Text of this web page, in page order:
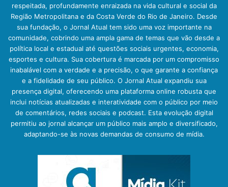
respeitada, profundamente enraizada na vida cultural e social da
Região Metropolitana e da Costa Verde do Rio de Janeiro. Desde
sua fundação, o Jornal Atual tem sido uma voz importante na
comunidade, cobrindo uma ampla gama de temas que vão desde a
política local e estadual até questões sociais urgentes, economia,
esportes e cultura. Sua cobertura é marcada por um compromisso
inabalável com a verdade e a precisão, o que garante a confiança
e a fidelidade de seu público. O Jornal Atual expandiu sua
presença digital, oferecendo uma plataforma online robusta que
inclui notícias atualizadas e interatividade com o público por meio
de comentários, redes sociais e podcast. Esta evolução digital
permitiu ao jornal alcançar um público mais amplo e diversificado,
adaptando-se às novas demandas de consumo de mídia.